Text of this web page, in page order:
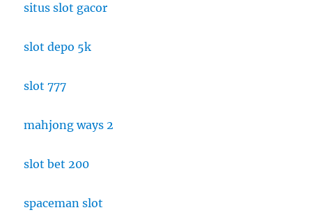
situs slot gacor
slot depo 5k
slot 777
mahjong ways 2
slot bet 200
spaceman slot